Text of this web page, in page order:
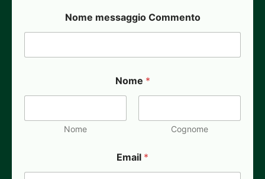
Nome messaggio Commento
Nome *
Nome Cognome
Email *